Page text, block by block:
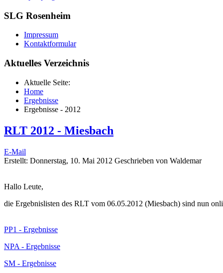
SLG Rosenheim
Impressum
Kontaktformular
Aktuelles Verzeichnis
Aktuelle Seite:
Home
Ergebnisse
Ergebnisse - 2012
RLT 2012 - Miesbach
E-Mail
Erstellt: Donnerstag, 10. Mai 2012 Geschrieben von Waldemar
Hallo Leute,
die Ergebnislisten des RLT vom 06.05.2012 (Miesbach) sind nun
PP1 - Ergebnisse
NPA - Ergebnisse
SM - Ergebnisse